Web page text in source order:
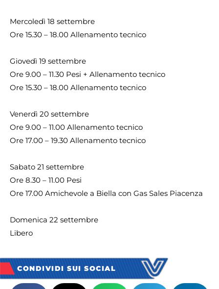
Mercoledì 18 settembre
Ore 15.30 – 18.00 Allenamento tecnico
Giovedì 19 settembre
Ore 9.00 – 11.30 Pesi + Allenamento tecnico
Ore 15.30 – 18.00 Allenamento tecnico
Venerdì 20 settembre
Ore 9.00 – 11.00 Allenamento tecnico
Ore 17.00 – 19.30 Allenamento tecnico
Sabato 21 settembre
Ore 8.30 – 11.00 Pesi
Ore 17.00 Amichevole a Biella con Gas Sales Piacenza
Domenica 22 settembre
Libero
CONDIVIDI SUI SOCIAL